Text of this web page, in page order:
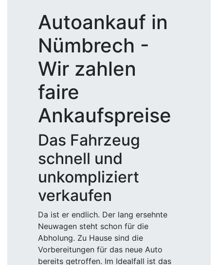
Autoankauf in
Nümbrech -
Wir zahlen
faire
Ankaufspreise
Das Fahrzeug
schnell und
unkompliziert
verkaufen
Da ist er endlich. Der lang ersehnte
Neuwagen steht schon für die
Abholung. Zu Hause sind die
Vorbereitungen für das neue Auto
bereits getroffen. Im Idealfall ist das